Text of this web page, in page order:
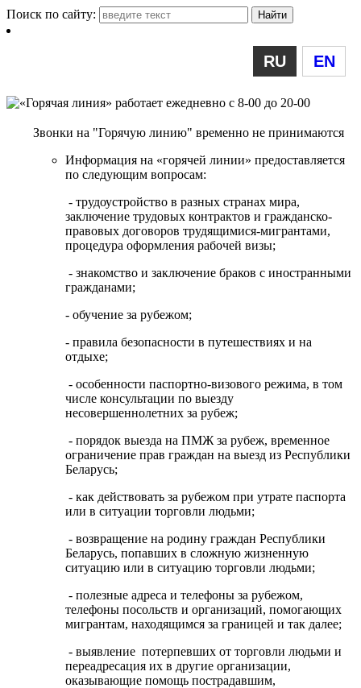
Поиск по сайту:
RU EN
Звонки на "Горячую линию" временно не принимаются
Информация на «горячей линии» предоставляется
по следующим вопросам:
- трудоустройство в разных странах мира,
заключение трудовых контрактов и гражданско-
правовых договоров трудящимися-мигрантами,
процедура оформления рабочей визы;
- знакомство и заключение браков с иностранными
гражданами;
- обучение за рубежом;
- правила безопасности в путешествиях и на
отдыхе;
- особенности паспортно-визового режима, в том
числе консультации по выезду
несовершеннолетних за рубеж;
- порядок выезда на ПМЖ за рубеж, временное
ограничение прав граждан на выезд из Республики
Беларусь;
- как действовать за рубежом при утрате паспорта
или в ситуации торговли людьми;
- возвращение на родину граждан Республики
Беларусь, попавших в сложную жизненную
ситуацию или в ситуацию торговли людьми;
- полезные адреса и телефоны за рубежом,
телефоны посольств и организаций, помогающих
мигрантам, находящимся за границей и так далее;
- выявление потерпевших от торговли людьми и
переадресация их в другие организации,
оказывающие помощь пострадавшим,